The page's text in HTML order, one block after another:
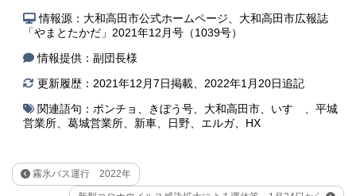
情報源：大和高田市公式ホームページ、大和高田市広報誌
「やまとたかだ」2021年12月号（1039号）
情報提供：副団長様
更新履歴：2021年12月7日掲載、2022年1月20日追記
関連語句： ポンチョ きぼう号 大和高田市 いすゞ
平城
営業所
葛城営業所 新車 日野 エルガ、 HX
霧氷バス運行 2022年